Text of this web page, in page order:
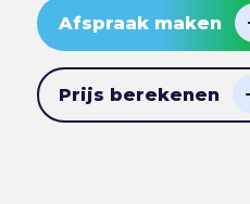
Afspraak maken
Prijs berekenen